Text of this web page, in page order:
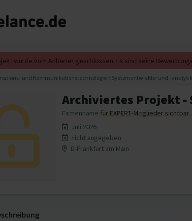
wurde vom Anbieter geschlossen. Es sind keine
und Kommunikationstechnologie » Systementwickler und -
Archiviertes Projekt -
Firmenname für EXPERT-Mitglieder sichtbar
Juli 2026
nicht angegeben
D-Frankfurt am Main